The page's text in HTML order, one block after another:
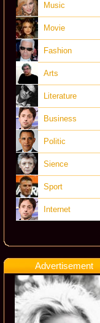
Music
Movie
Fashion
Arts
Literature
Business
Politic
Sience
Sport
Internet
Advertisement